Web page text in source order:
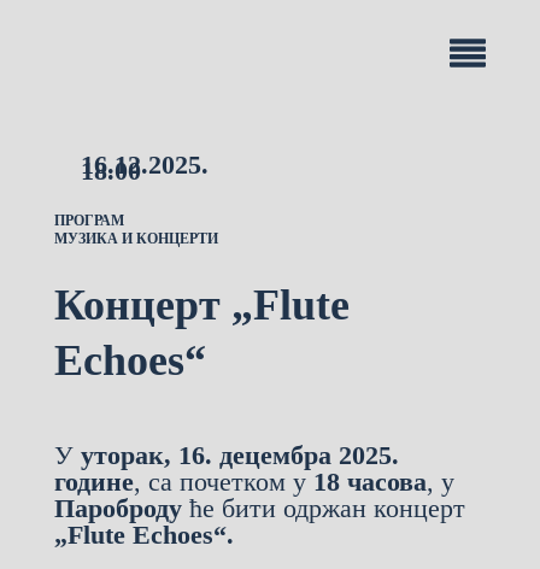
16.12.2025.
18.00
ПРОГРАМ
МУЗИКА И КОНЦЕРТИ
Концерт „Flute
Echoes“
У уторак, 16. децембра 2025.
године, са почетком у 18 часова, у
Паробродуће бити одржан концерт
„Flute Echoes“.